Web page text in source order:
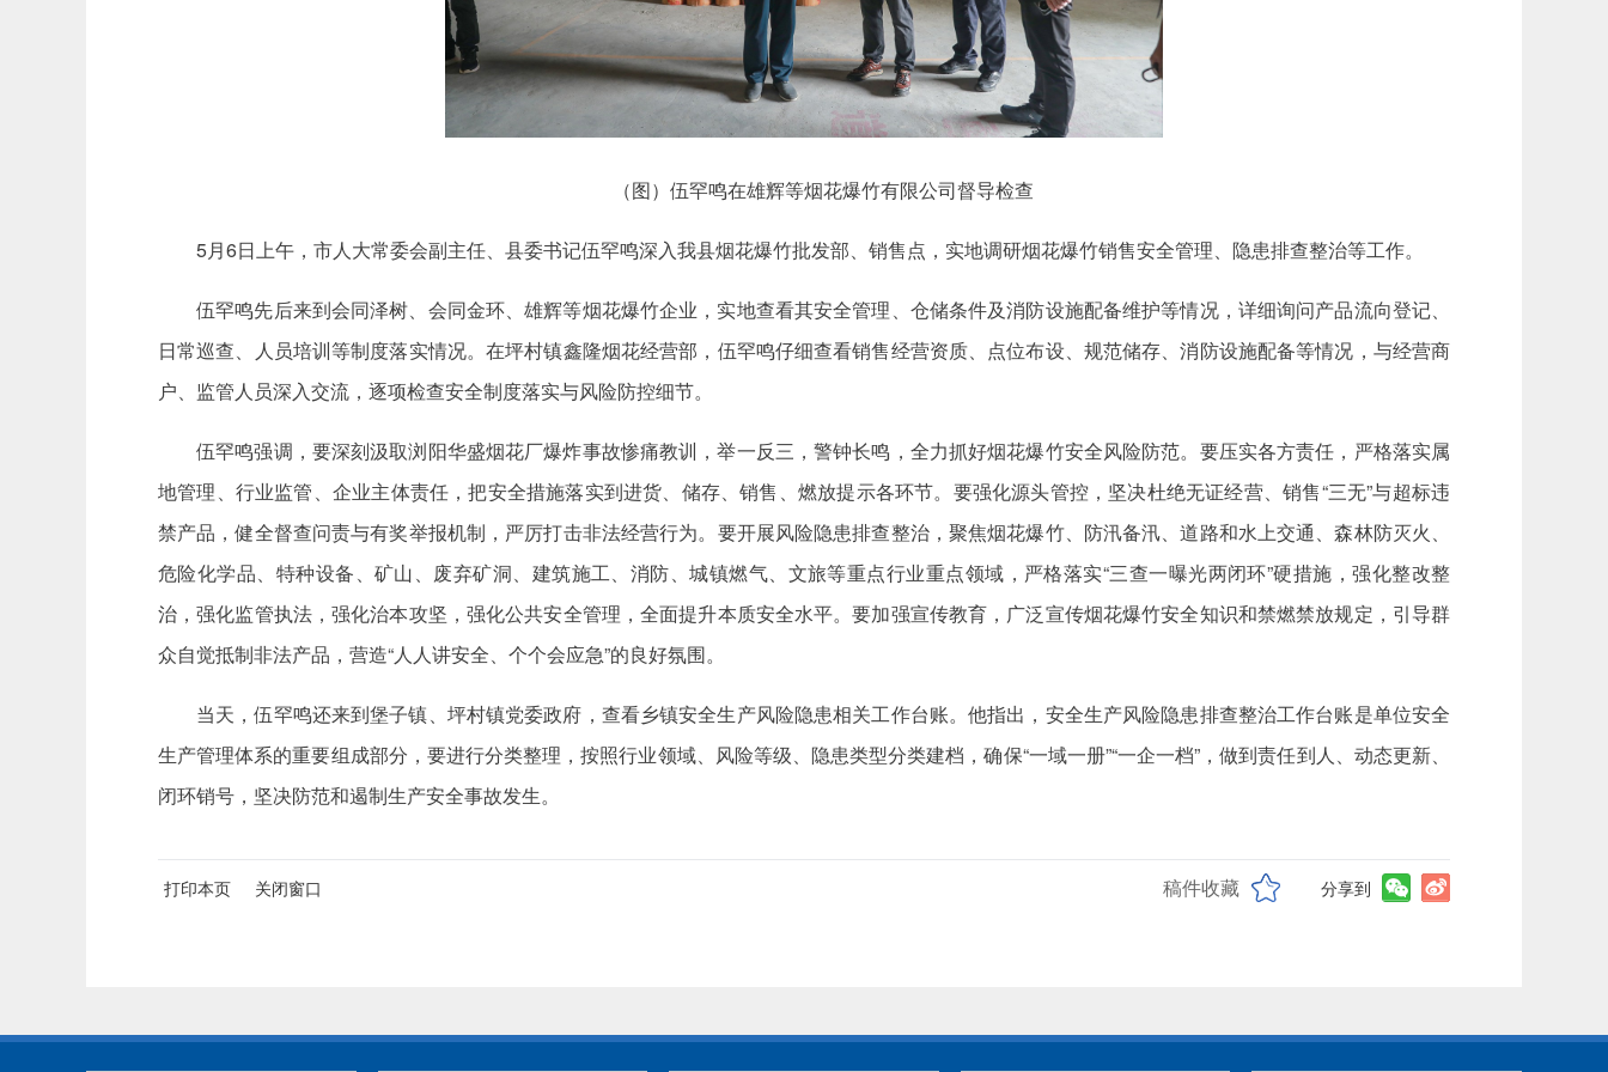
（图）伍罕鸣在雄辉等烟花爆竹有限公司督导检查
5月6日上午，市人大常委会副主任、县委书记伍罕鸣深入我县烟花爆竹批发部、销售点，实地调研烟花爆竹销售安全管理、隐患排查整治等工作。
伍罕鸣先后来到会同泽树、会同金环、雄辉等烟花爆竹企业，实地查看其安全管理、仓储条件及消防设施配备维护等情况，详细询问产品流向登记、
日常巡查、人员培训等制度落实情况。在坪村镇鑫隆烟花经营部，伍罕鸣仔细查看销售经营资质、点位布设、规范储存、消防设施配备等情况，与经营商
户、监管人员深入交流，逐项检查安全制度落实与风险防控细节。
伍罕鸣强调，要深刻汲取浏阳华盛烟花厂爆炸事故惨痛教训，举一反三，警钟长鸣，全力抓好烟花爆竹安全风险防范。要压实各方责任，严格落实属
地管理、行业监管、企业主体责任，把安全措施落实到进货、储存、销售、燃放提示各环节。要强化源头管控，坚决杜绝无证经营、销售“三无”与超标违
禁产品，健全督查问责与有奖举报机制，严厉打击非法经营行为。要开展风险隐患排查整治，聚焦烟花爆竹、防汛备汛、道路和水上交通、森林防灭火、
危险化学品、特种设备、矿山、废弃矿洞、建筑施工、消防、城镇燃气、文旅等重点行业重点领域，严格落实“三查一曝光两闭环”硬措施，强化整改整
治，强化监管执法，强化治本攻坚，强化公共安全管理，全面提升本质安全水平。要加强宣传教育，广泛宣传烟花爆竹安全知识和禁燃禁放规定，引导群
众自觉抵制非法产品，营造“人人讲安全、个个会应急”的良好氛围。
当天，伍罕鸣还来到堡子镇、坪村镇党委政府，查看乡镇安全生产风险隐患相关工作台账。他指出，安全生产风险隐患排查整治工作台账是单位安全
生产管理体系的重要组成部分，要进行分类整理，按照行业领域、风险等级、隐患类型分类建档，确保“一域一册”“一企一档”‌‌，做到责任到人、动态更新‌、
闭环销号，坚决防范和遏制生产安全事故发生。
打印本页 关闭窗口 稿件收藏 分享到